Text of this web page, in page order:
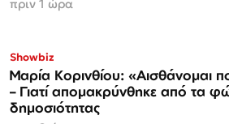
πριν 1 ώρα
Showbiz
Μαρία Κορινθίου: «Αισθάνομαι
– Γιατί απομακρύνθηκε από τα
δημοσιότητας